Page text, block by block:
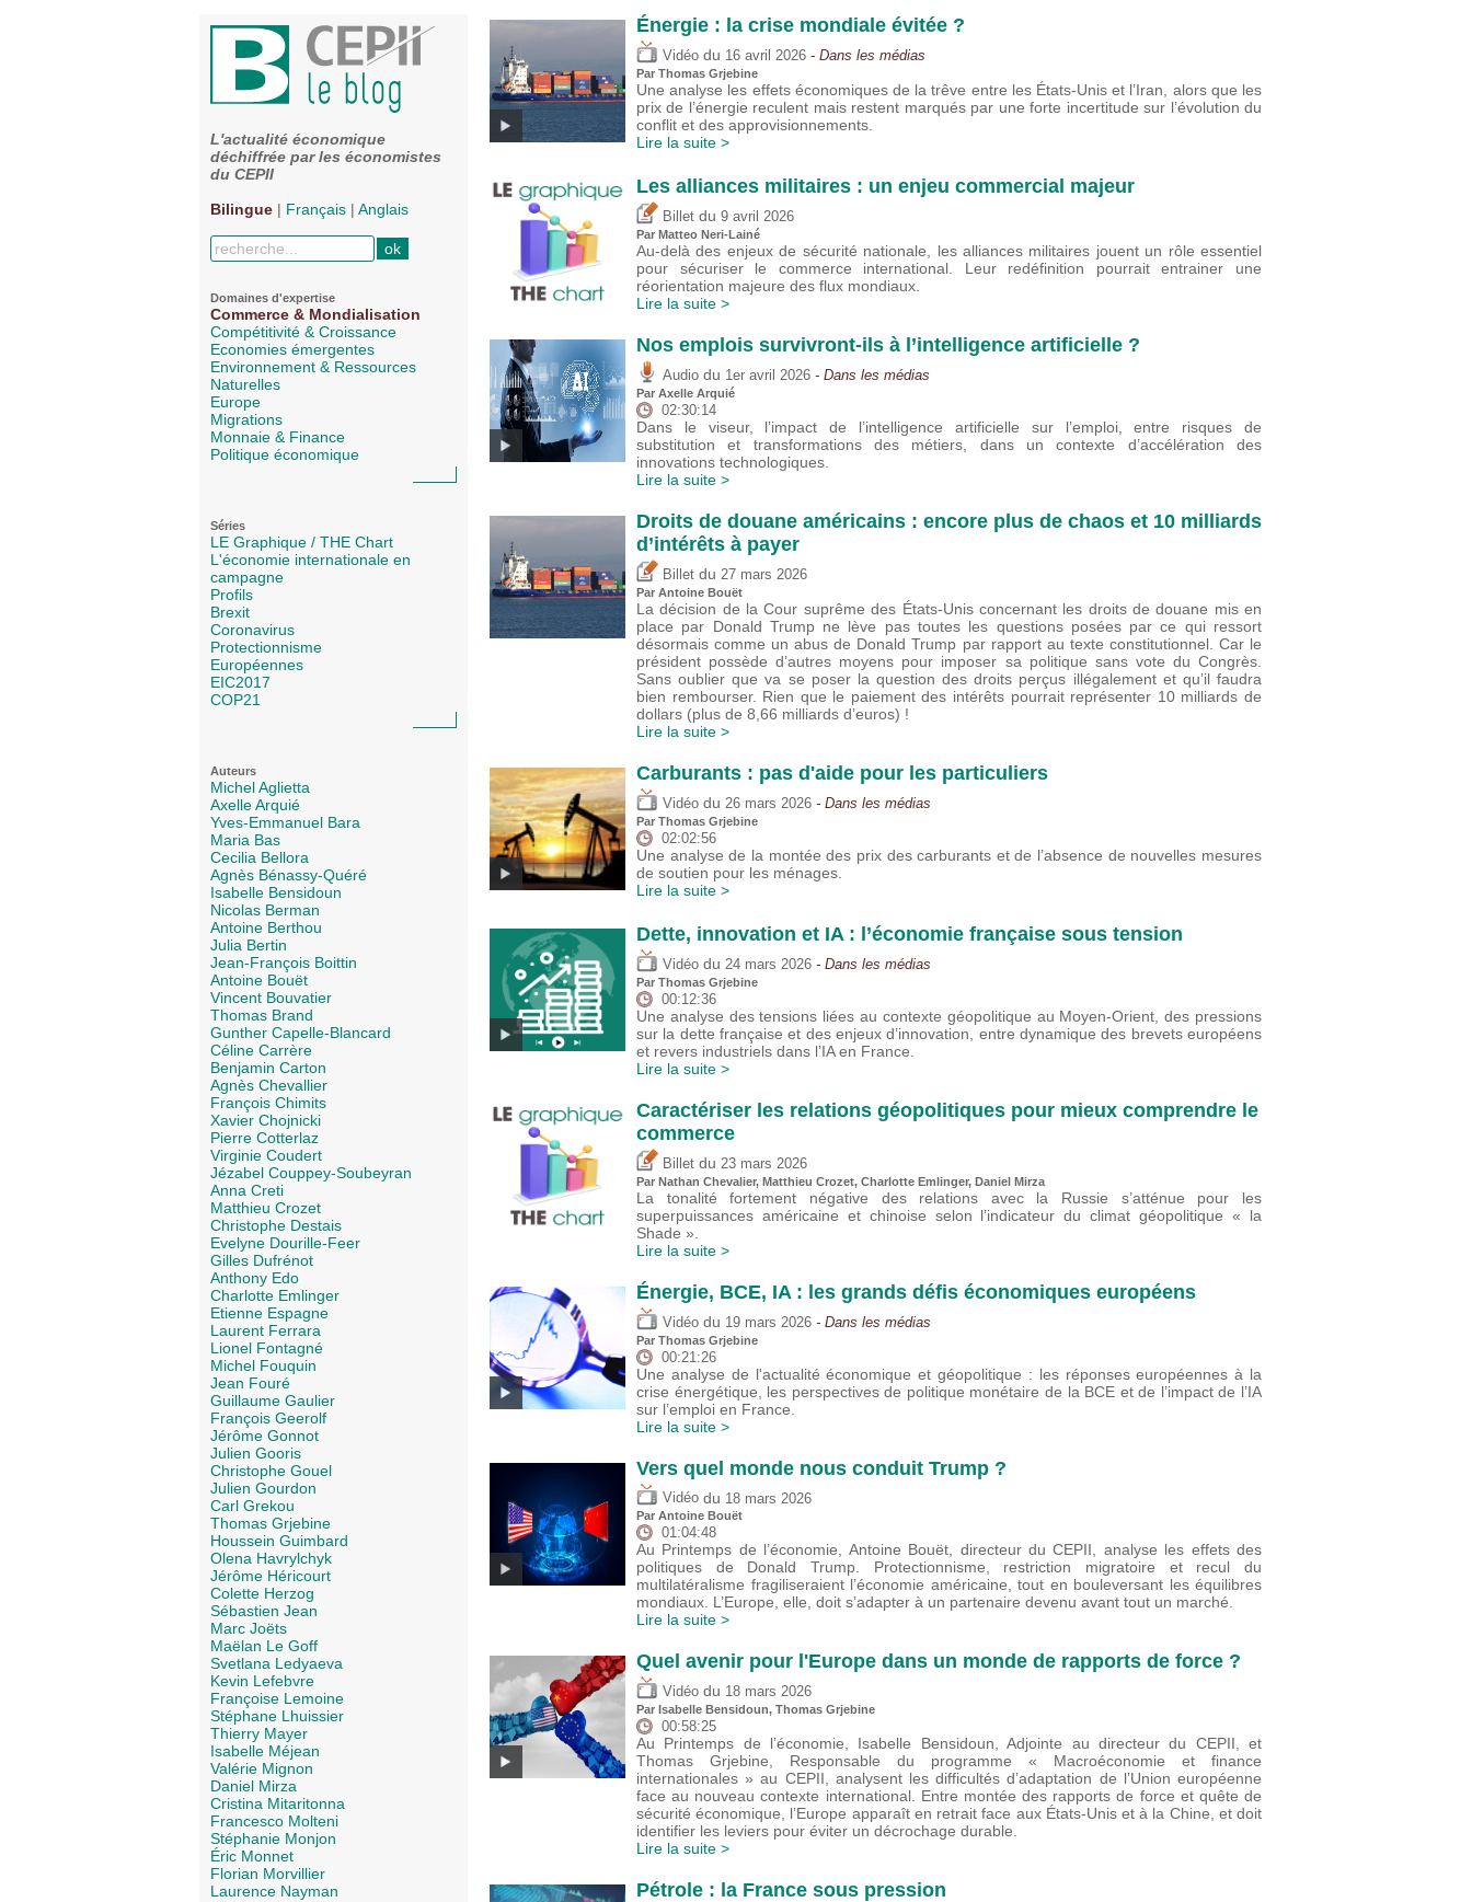
L'actualité économique
déchiffrée par les économistes
du CEPII
Bilingue | Français | Anglais
Domaines d'expertise
Commerce & Mondialisation
Compétitivité & Croissance
Economies émergentes
Environnement & Ressources
Naturelles
Europe
Migrations
Monnaie & Finance
Politique économique
Séries
LE Graphique / THE Chart
L'économie internationale en
campagne
Profils
Brexit
Coronavirus
Protectionnisme
Européennes
EIC2017
COP21
Auteurs
Michel Aglietta
Axelle Arquié
Yves-Emmanuel Bara
Maria Bas
Cecilia Bellora
Agnès Bénassy-Quéré
Isabelle Bensidoun
Nicolas Berman
Antoine Berthou
Julia Bertin
Jean-François Boittin
Antoine Bouët
Vincent Bouvatier
Thomas Brand
Gunther Capelle-Blancard
Céline Carrère
Benjamin Carton
Agnès Chevallier
François Chimits
Xavier Chojnicki
Pierre Cotterlaz
Virginie Coudert
Jézabel Couppey-Soubeyran
Anna Creti
Matthieu Crozet
Christophe Destais
Evelyne Dourille-Feer
Gilles Dufrénot
Anthony Edo
Charlotte Emlinger
Etienne Espagne
Laurent Ferrara
Lionel Fontagné
Michel Fouquin
Jean Fouré
Guillaume Gaulier
François Geerolf
Jérôme Gonnot
Julien Gooris
Christophe Gouel
Julien Gourdon
Carl Grekou
Thomas Grjebine
Houssein Guimbard
Olena Havrylchyk
Jérôme Héricourt
Colette Herzog
Sébastien Jean
Marc Joëts
Maëlan Le Goff
Svetlana Ledyaeva
Kevin Lefebvre
Françoise Lemoine
Stéphane Lhuissier
Thierry Mayer
Isabelle Méjean
Valérie Mignon
Daniel Mirza
Cristina Mitaritonna
Francesco Molteni
Stéphanie Monjon
Éric Monnet
Florian Morvillier
Laurence Nayman
Énergie : la crise mondiale évitée ?
Vidéo du 16 avril 2026 - Dans les médias
Par Thomas Grjebine
Une analyse les effets économiques de la trêve entre les États-Unis et l’Iran, alors que les
prix de l’énergie reculent mais restent marqués par une forte incertitude sur l’évolution du
conflit et des approvisionnements.
Lire la suite >
Les alliances militaires : un enjeu commercial majeur
Billet du 9 avril 2026
Par Matteo Neri-Lainé
Au-delà des enjeux de sécurité nationale, les alliances militaires jouent un rôle essentiel
pour sécuriser le commerce international. Leur redéfinition pourrait entrainer une
réorientation majeure des flux mondiaux.
Lire la suite >
Nos emplois survivront-ils à l’intelligence artificielle ?
Audio du 1er avril 2026 - Dans les médias
Par Axelle Arquié
02:30:14
Dans le viseur, l’impact de l’intelligence artificielle sur l’emploi, entre risques de
substitution et transformations des métiers, dans un contexte d’accélération des
innovations technologiques.
Lire la suite >
Droits de douane américains : encore plus de chaos et 10 milliards
d’intérêts à payer
Billet du 27 mars 2026
Par Antoine Bouët
La décision de la Cour suprême des États-Unis concernant les droits de douane mis en
place par Donald Trump ne lève pas toutes les questions posées par ce qui ressort
désormais comme un abus de Donald Trump par rapport au texte constitutionnel. Car le
président possède d’autres moyens pour imposer sa politique sans vote du Congrès.
Sans oublier que va se poser la question des droits perçus illégalement et qu’il faudra
bien rembourser. Rien que le paiement des intérêts pourrait représenter 10 milliards de
dollars (plus de 8,66 milliards d’euros) !
Lire la suite >
Carburants : pas d'aide pour les particuliers
Vidéo du 26 mars 2026 - Dans les médias
Par Thomas Grjebine
02:02:56
Une analyse de la montée des prix des carburants et de l’absence de nouvelles mesures
de soutien pour les ménages.
Lire la suite >
Dette, innovation et IA : l’économie française sous tension
Vidéo du 24 mars 2026 - Dans les médias
Par Thomas Grjebine
00:12:36
Une analyse des tensions liées au contexte géopolitique au Moyen-Orient, des pressions
sur la dette française et des enjeux d’innovation, entre dynamique des brevets européens
et revers industriels dans l’IA en France.
Lire la suite >
Caractériser les relations géopolitiques pour mieux comprendre le
commerce
Billet du 23 mars 2026
Par Nathan Chevalier, Matthieu Crozet, Charlotte Emlinger, Daniel Mirza
La tonalité fortement négative des relations avec la Russie s’atténue pour les
superpuissances américaine et chinoise selon l’indicateur du climat géopolitique « la
Shade ».
Lire la suite >
Énergie, BCE, IA : les grands défis économiques européens
Vidéo du 19 mars 2026 - Dans les médias
Par Thomas Grjebine
00:21:26
Une analyse de l'actualité économique et géopolitique : les réponses européennes à la
crise énergétique, les perspectives de politique monétaire de la BCE et de l’impact de l’IA
sur l’emploi en France.
Lire la suite >
Vers quel monde nous conduit Trump ?
Vidéo du 18 mars 2026
Par Antoine Bouët
01:04:48
Au Printemps de l’économie, Antoine Bouët, directeur du CEPII, analyse les effets des
politiques de Donald Trump. Protectionnisme, restriction migratoire et recul du
multilatéralisme fragiliseraient l’économie américaine, tout en bouleversant les équilibres
mondiaux. L’Europe, elle, doit s’adapter à un partenaire devenu avant tout un marché.
Lire la suite >
Quel avenir pour l'Europe dans un monde de rapports de force ?
Vidéo du 18 mars 2026
Par Isabelle Bensidoun, Thomas Grjebine
00:58:25
Au Printemps de l’économie, Isabelle Bensidoun, Adjointe au directeur du CEPII, et
Thomas Grjebine, Responsable du programme « Macroéconomie et finance
internationales » au CEPII, analysent les difficultés d’adaptation de l’Union européenne
face au nouveau contexte international. Entre montée des rapports de force et quête de
sécurité économique, l’Europe apparaît en retrait face aux États-Unis et à la Chine, et doit
identifier les leviers pour éviter un décrochage durable.
Lire la suite >
Pétrole : la France sous pression